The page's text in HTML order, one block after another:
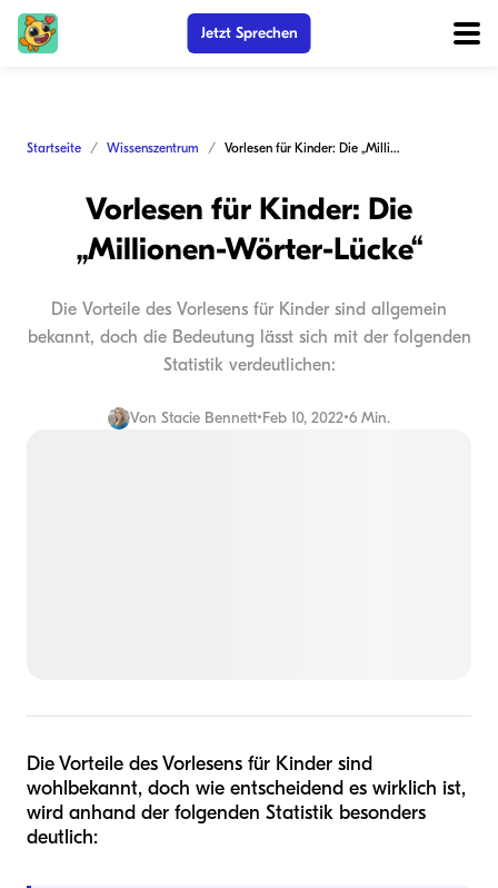
Jetzt Sprechen
Startseite Wissenszentrum Vorlesen für Kinder: Die „Millionen-Wörter-Lücke“
Vorlesen für Kinder: Die
„Millionen-Wörter-Lücke“
Die Vorteile des Vorlesens für Kinder sind allgemein
bekannt, doch die Bedeutung lässt sich mit der folgenden
Statistik verdeutlichen:
Von Stacie Bennett•Feb 10, 2022•6 Min.
Die Vorteile des Vorlesens für Kinder sind
wohlbekannt, doch wie entscheidend es wirklich ist,
wird anhand der folgenden Statistik besonders
deutlich: